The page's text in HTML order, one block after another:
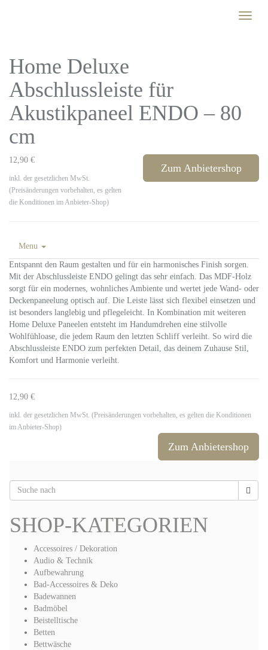
Toggle
Home Deluxe
Abschlussleiste für
Akustikpaneel ENDO – 80
cm
12,90 €
inkl. der gesetzlichen MwSt.
(Preisänderungen vorbehalten, es gelten
die Konditionen im Anbieter-Shop)
Zum Anbietershop
Menu
Entspannt den Raum gestalten und für ein harmonisches Finish sorgen.
Mit der Abschlussleiste ENDO gelingt das sehr einfach. Das MDF-Holz
sorgt für ein modernes, wohnliches Ambiente und wertet jede Wand- oder
Deckenpaneelung optisch auf. Die Leiste lässt sich flexibel einsetzen und
ist besonders langlebig und pflegeleicht. In Kombination mit weiteren
Home Deluxe Paneelen entsteht im Handumdrehen eine stilvolle
Wohlfühloase, die jedem Raum den letzten Schliff verleiht. So wird die
Abschlussleiste ENDO zum perfekten Detail, das deinem Zuhause Stil,
Komfort und Harmonie verleiht.
12,90 €
inkl. der gesetzlichen MwSt. (Preisänderungen vorbehalten, es gelten die Konditionen
im Anbieter-Shop)
Zum Anbietershop
SHOP-KATEGORIEN
Accessoires / Dekoration
Audio & Technik
Aufbewahrung
Bad-Accessoires & Deko
Badewannen
Badmöbel
Beistelltische
Betten
Bettwäsche